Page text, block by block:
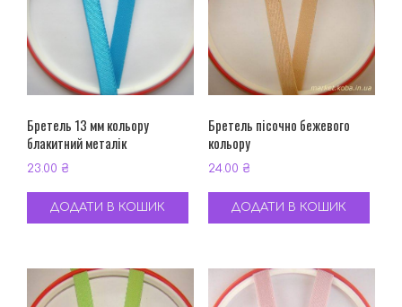
Бретель 13 мм кольору
блакитний металік
23.00 ₴
ДОДАТИ В КОШИК
Бретель пісочно бежевого
кольору
24.00 ₴
ДОДАТИ В КОШИК